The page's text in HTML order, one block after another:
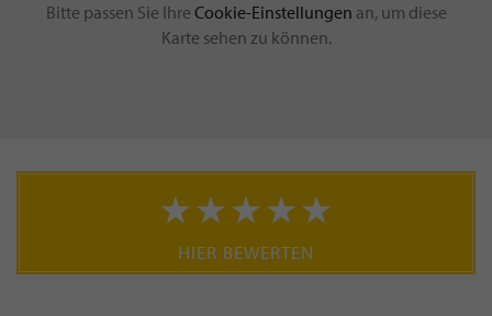
Bitte passen Sie Ihre Cookie-Einstellungen an, um diese
Karte sehen zu können.
HIER BEWERTEN